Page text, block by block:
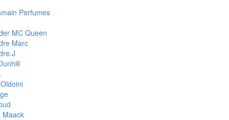
Perfumes
MC Queen
Marc
Maack